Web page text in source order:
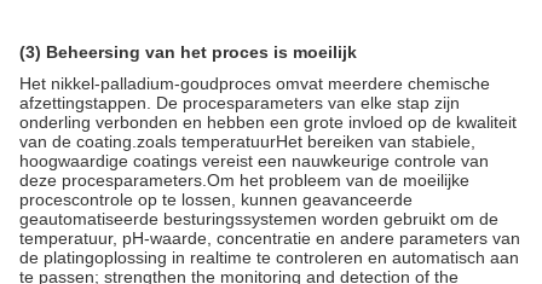
(3) Beheersing van het proces is moeilijk
Het nikkel-palladium-goudproces omvat meerdere chemische
afzettingstappen. De procesparameters van elke stap zijn
onderling verbonden en hebben een grote invloed op de kwaliteit
van de coating.zoals temperatuurHet bereiken van stabiele,
hoogwaardige coatings vereist een nauwkeurige controle van
deze procesparameters.Om het probleem van de moeilijke
procescontrole op te lossen, kunnen geavanceerde
geautomatiseerde besturingssystemen worden gebruikt om de
temperatuur, pH-waarde, concentratie en andere parameters van
de platingoplossing in realtime te controleren en automatisch aan
te passen; strengthen the monitoring and detection of the